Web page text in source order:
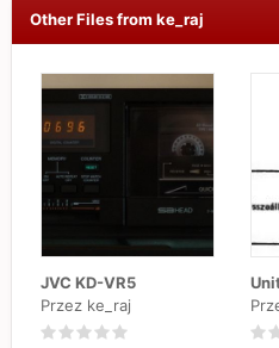
Other Files from ke_raj
JVC KD-VR5
Przez ke_raj